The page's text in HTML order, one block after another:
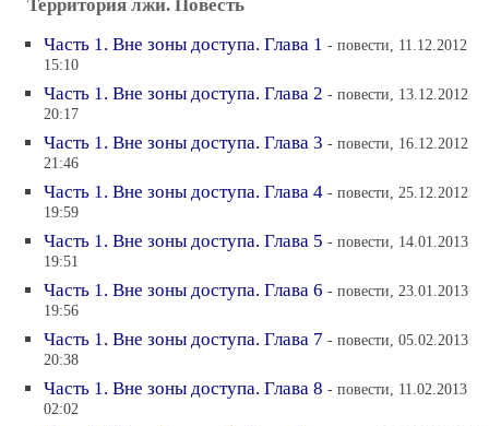
Территория лжи. Повесть
Часть 1. Вне зоны доступа. Глава 1 - повести, 11.12.2012
15:10
Часть 1. Вне зоны доступа. Глава 2 - повести, 13.12.2012
20:17
Часть 1. Вне зоны доступа. Глава 3 - повести, 16.12.2012
21:46
Часть 1. Вне зоны доступа. Глава 4 - повести, 25.12.2012
19:59
Часть 1. Вне зоны доступа. Глава 5 - повести, 14.01.2013
19:51
Часть 1. Вне зоны доступа. Глава 6 - повести, 23.01.2013
19:56
Часть 1. Вне зоны доступа. Глава 7 - повести, 05.02.2013
20:38
Часть 1. Вне зоны доступа. Глава 8 - повести, 11.02.2013
02:02